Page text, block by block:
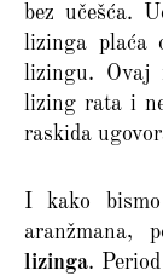
bez učešća.
lizinga plaća
lizingu. Ovaj
lizing rata i
raskida
I kako
aranžmana,
lizinga.